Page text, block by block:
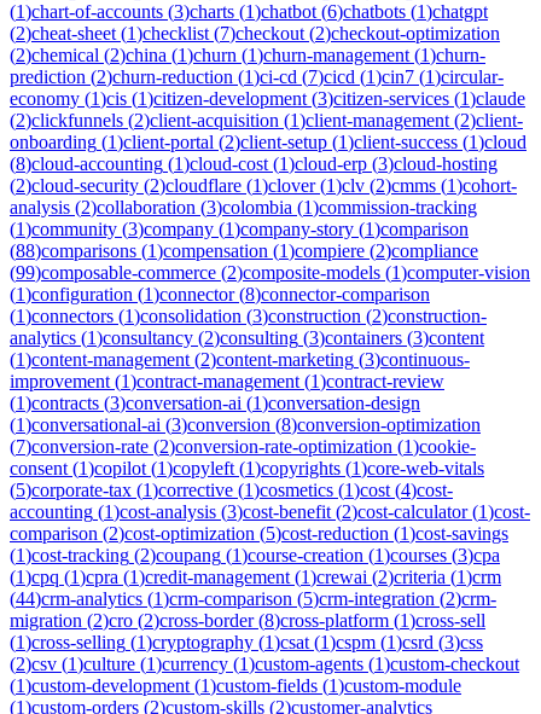
(1)chart-of-accounts (3)charts (1)chatbot (6)chatbots (1)chatgpt
(2)cheat-sheet (1)checklist (7)checkout (2)checkout-optimization
(2)chemical (2)china (1)churn (1)churn-management (1)churn-
prediction (2)churn-reduction (1)ci-cd (7)cicd (1)cin7 (1)circular-
economy (1)cis (1)citizen-development (3)citizen-services (1)claude
(2)clickfunnels (2)client-acquisition (1)client-management (2)client-
onboarding (1)client-portal (2)client-setup (1)client-success (1)cloud
(8)cloud-accounting (1)cloud-cost (1)cloud-erp (3)cloud-hosting
(2)cloud-security (2)cloudflare (1)clover(1)clv (2)cmms (1)cohort-
analysis (2)collaboration (3)colombia (1)commission-tracking
(1)community (3)company (1)company-story (1)comparison
(88)comparisons (1)compensation (1)compiere (2)compliance
(99)composable-commerce (2)composite-models (1)computer-vision
(1)configuration (1)connector(8)connector-comparison
(1)connectors (1)consolidation (3)construction (2)construction-
analytics (1)consultancy (2)consulting (3)containers (3)content
(1)content-management (2)content-marketing (3)continuous-
improvement (1)contract-management (1)contract-review
(1)contracts (3)conversation-ai (1)conversation-design
(1)conversational-ai (3)conversion (8)conversion-optimization
(7)conversion-rate (2)conversion-rate-optimization (1)cookie-
consent (1)copilot (1)copyleft (1)copyrights (1)core-web-vitals
(5)corporate-tax (1)corrective (1)cosmetics (1)cost (4)cost-
accounting (1)cost-analysis (3)cost-benefit (2)cost-calculator(1)cost-
comparison (2)cost-optimization (5)cost-reduction (1)cost-savings
(1)cost-tracking (2)coupang (1)course-creation (1)courses (3)cpa
(1)cpq (1)cpra (1)credit-management (1)crewai (2)criteria (1)crm
(44)crm-analytics (1)crm-comparison (5)crm-integration (2)crm-
migration (2)cro (2)cross-border(8)cross-platform (1)cross-sell
(1)cross-selling (1)cryptography (1)csat (1)cspm (1)csrd (3)css
(2)csv (1)culture (1)currency (1)custom-agents (1)custom-checkout
(1)custom-development (1)custom-fields (1)custom-module
(1)custom-orders (2)custom-skills (2)customer-analytics